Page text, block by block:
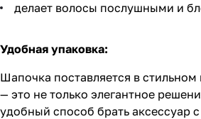
делает волосы послушными и
Удобная упаковка:
Шапочка поставляется в
— это не только элегантное
удобный способ брать аксессуар